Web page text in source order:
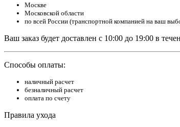
Москве
Московской области
по всей России (транспортной компанией на ваш
Ваш заказ будет доставлен с 10:00 до 19:00 в
Способы оплаты:
наличный расчет
безналичный расчет
оплата по счету
Правила ухода